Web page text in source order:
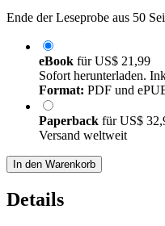
Ende der Leseprobe aus 50
eBook fürUS$ 21,99
Sofort herunterladen.
Format: PDF und
Paperback fürUS$
Versand weltweit
In den Warenkorb
Details